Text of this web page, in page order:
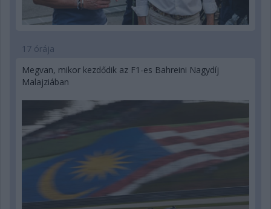
17 órája
Megvan, mikor kezdődik az F1-es Bahreini Nagydíj
Malajziában